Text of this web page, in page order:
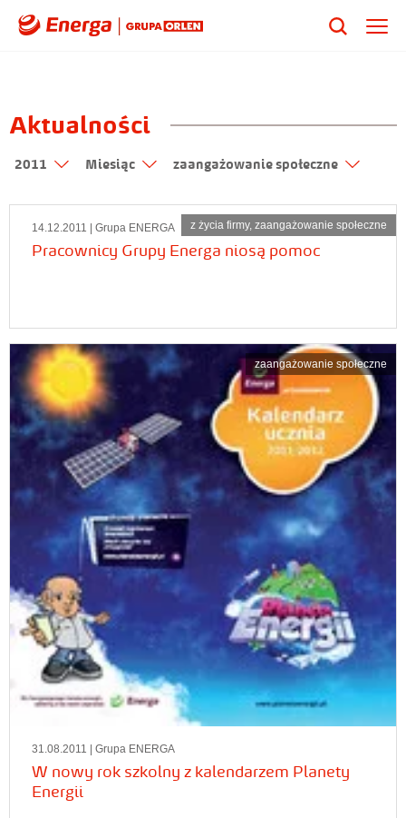
Aktualności
2011 Miesiąc zaangażowanie społeczne
z życia firmy, zaangażowanie społeczne
14.12.2011 | Grupa ENERGA
Pracownicy Grupy Energa niosą pomoc
zaangażowanie społeczne
31.08.2011 | Grupa ENERGA
W nowy rok szkolny z kalendarzem Planety
Energii